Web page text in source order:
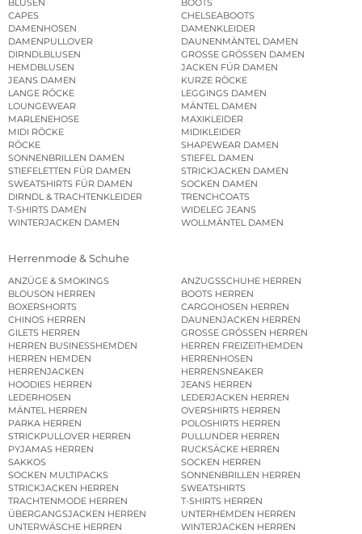
CAPES
CHELSEABOOTS
DAMENHOSEN
DAMENKLEIDER
DAMENPULLOVER
DAUNENMÄNTEL DAMEN
DIRNDLBLUSEN
GROSSE GRÖSSEN DAMEN
HEMDBLUSEN
JACKEN FÜR DAMEN
JEANS DAMEN
KURZE RÖCKE
LANGE RÖCKE
LEGGINGS DAMEN
LOUNGEWEAR
MÄNTEL DAMEN
MARLENEHOSE
MAXIKLEIDER
MIDI RÖCKE
MIDIKLEIDER
RÖCKE
SHAPEWEAR DAMEN
SONNENBRILLEN DAMEN
STIEFEL DAMEN
STIEFELETTEN FÜR DAMEN
STRICKJACKEN DAMEN
SWEATSHIRTS FÜR DAMEN
SOCKEN DAMEN
DIRNDL & TRACHTENKLEIDER
TRENCHCOATS
T-SHIRTS DAMEN
WIDELEG JEANS
WINTERJACKEN DAMEN
WOLLMÄNTEL DAMEN
Herrenmode & Schuhe
ANZÜGE & SMOKINGS
ANZUGSSCHUHE HERREN
BLOUSON HERREN
BOOTS HERREN
BOXERSHORTS
CARGOHOSEN HERREN
CHINOS HERREN
DAUNENJACKEN HERREN
GILETS HERREN
GROSSE GRÖSSEN HERREN
HERREN BUSINESSHEMDEN
HERREN FREIZEITHEMDEN
HERREN HEMDEN
HERRENHOSEN
HERRENJACKEN
HERRENSNEAKER
HOODIES HERREN
JEANS HERREN
LEDERHOSEN
LEDERJACKEN HERREN
MÄNTEL HERREN
OVERSHIRTS HERREN
PARKA HERREN
POLOSHIRTS HERREN
STRICKPULLOVER HERREN
PULLUNDER HERREN
PYJAMAS HERREN
RUCKSÄCKE HERREN
SAKKOS
SOCKEN HERREN
SOCKEN MULTIPACKS
SONNENBRILLEN HERREN
STRICKJACKEN HERREN
SWEATSHIRTS
TRACHTENMODE HERREN
T-SHIRTS HERREN
ÜBERGANGSJACKEN HERREN
UNTERHEMDEN HERREN
UNTERWÄSCHE HERREN
WINTERJACKEN HERREN